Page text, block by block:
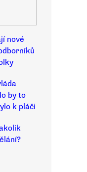
nové
by to
k pláči